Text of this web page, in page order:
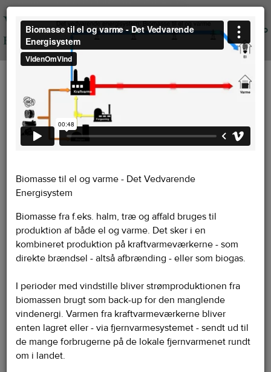
Info
Biomasse til el og varme - Det Vedvarende
Energisystem
Biomasse fra f.eks. halm, træ og affald bruges til
produktion af både el og varme. Det sker i en
kombineret produktion på kraftvarmeværkerne - som
direkte brændsel - altså afbrænding - eller som biogas.
I perioder med vindstille bliver strømproduktionen fra
biomassen brugt som back-up for den manglende
vindenergi. Varmen fra kraftvarmeværkerne bliver
enten lagret eller - via fjernvarmesystemet - sendt ud til
de mange forbrugerne på de lokale fjernvarmenet rundt
om i landet.